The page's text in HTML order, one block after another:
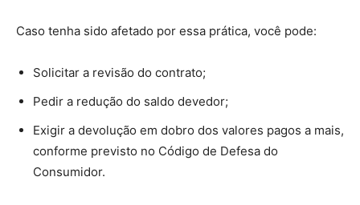
Caso tenha sido afetado por essa prática, você pode:
Solicitar a revisão do contrato;
Pedir a redução do saldo devedor;
Exigir a devolução em dobro dos valores pagos a mais,
conforme previsto no Código de Defesa do
Consumidor.